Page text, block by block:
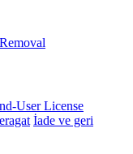
Removal
User License
İade ve geri